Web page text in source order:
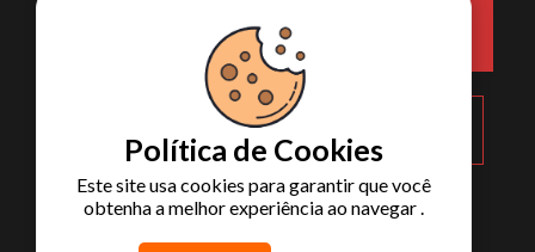
COMO CHEGAR NA METALÚRGICA
LOTH?
Política de Cookies
Este site usa cookies para garantir que você
obtenha a melhor experiência ao navegar .